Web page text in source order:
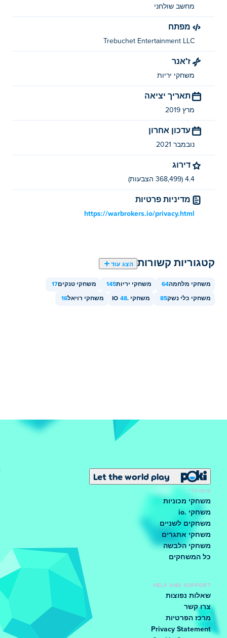
מחשב שולחני
מפתח
Trebuchet Entertainment LLC
ז'אנר
משחקי יריות
תאריך יציאה
מרץ 2019
עדכון אחרון
נובמבר 2021
דירוג
4.4 (368,499 הצבעות)
מדיניות פרטיות
https://warbrokers.io/privacy.html
קטגוריות קשורות הצג עוד
משחקי מלחמה64 משחקי יריות145 משחקי טנקים17
משחקי כלי נשק85 משחקי .IO48 משחקי רויאל16
Let the world play
פופולרי
משחקי מכוניות
משחקי .io
משחקים לשניים
משחקי אתגרים
משחקי הלבשה
כל המשחקים
HELP AND SUPPORT
שאלות נפוצות
צרו קשר
מרכז הפרטיות
Privacy Statement